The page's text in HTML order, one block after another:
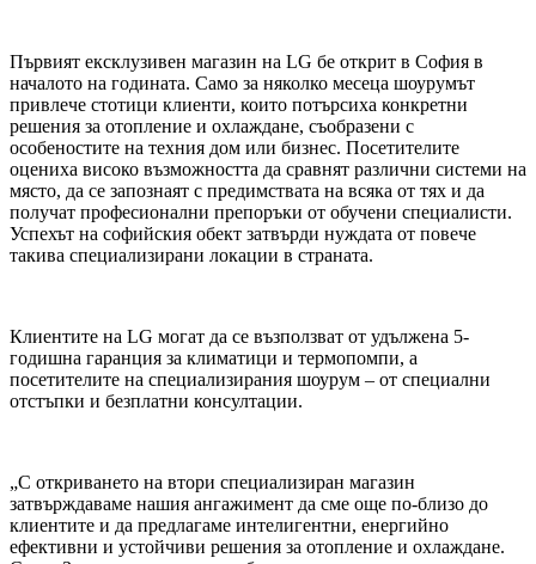
Първият ексклузивен магазин на LG бе открит в София в
началото на годината. Само за няколко месеца шоурумът
привлече стотици клиенти, които потърсиха конкретни
решения за отопление и охлаждане, съобразени с
особеностите на техния дом или бизнес. Посетителите
оцениха високо възможността да сравнят различни системи на
място, да се запознаят с предимствата на всяка от тях и да
получат професионални препоръки от обучени специалисти.
Успехът на софийския обект затвърди нуждата от повече
такива специализирани локации в страната.
Клиентите на LG могат да се възползват от удължена 5-
годишна гаранция за климатици и термопомпи, а
посетителите на специализирания шоурум – от специални
отстъпки и безплатни консултации.
„С откриването на втори специализиран магазин
затвърждаваме нашия ангажимент да сме още по-близо до
клиентите и да предлагаме интелигентни, енергийно
ефективни и устойчиви решения за отопление и охлаждане.